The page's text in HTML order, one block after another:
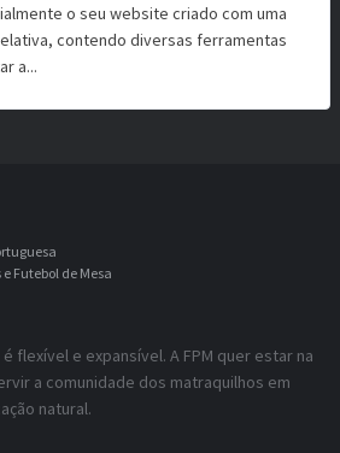
o seu website criado com uma
contendo diversas ferramentas
a...
Futebol de Mesa
flexível e expansível. A FPM quer estar na
a comunidade dos matraquilhos em
natural.